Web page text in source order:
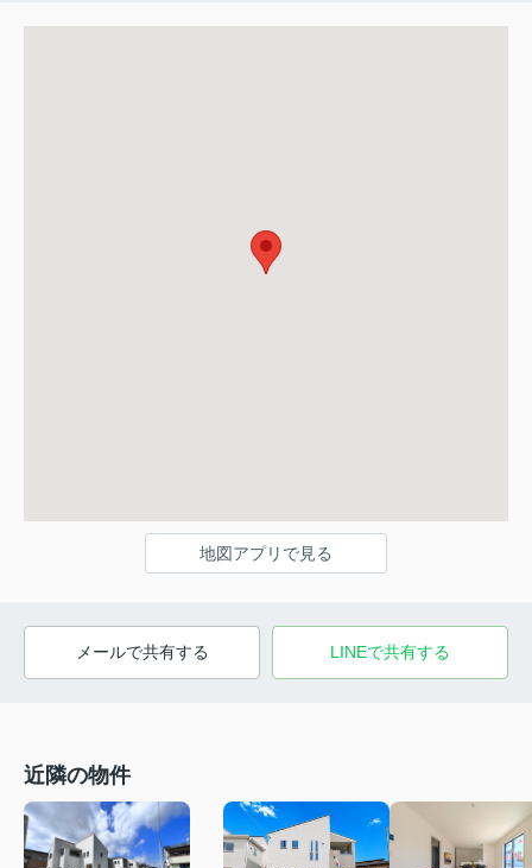
地図アプリで見る
メールで共有する LINEで共有する
近隣の物件